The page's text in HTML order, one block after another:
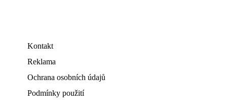
Kontakt
Reklama
Ochrana osobních údajů
Podmínky použití